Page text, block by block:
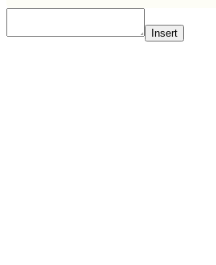
Insert